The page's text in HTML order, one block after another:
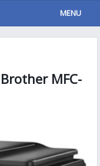
MENU
MFC-